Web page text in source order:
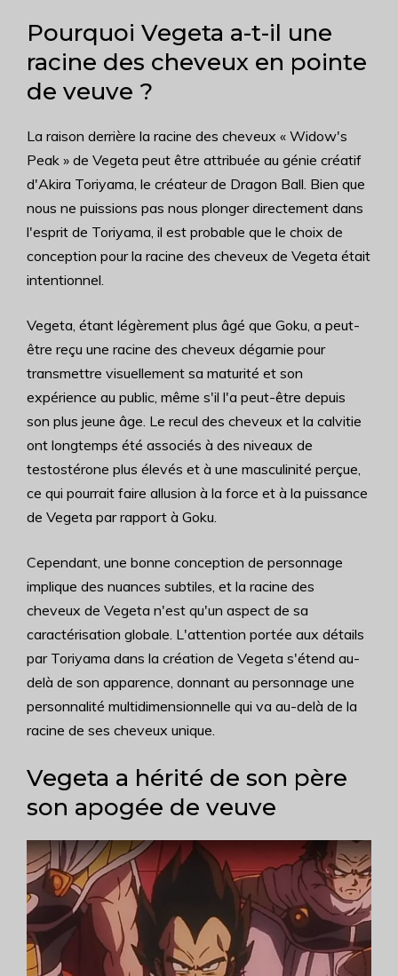
Pourquoi Vegeta a-t-il une
racine des cheveux en pointe
de veuve ?
La raison derrière la racine des cheveux « Widow's
Peak » de Vegeta peut être attribuée au génie créatif
d'Akira Toriyama, le créateur de Dragon Ball. Bien que
nous ne puissions pas nous plonger directement dans
l'esprit de Toriyama, il est probable que le choix de
conception pour la racine des cheveux de Vegeta était
intentionnel.
Vegeta, étant légèrement plus âgé que Goku, a peut-
être reçu une racine des cheveux dégarnie pour
transmettre visuellement sa maturité et son
expérience au public, même s'il l'a peut-être depuis
son plus jeune âge. Le recul des cheveux et la calvitie
ont longtemps été associés à des niveaux de
testostérone plus élevés et à une masculinité perçue,
ce qui pourrait faire allusion à la force et à la puissance
de Vegeta par rapport à Goku.
Cependant, une bonne conception de personnage
implique des nuances subtiles, et la racine des
cheveux de Vegeta n'est qu'un aspect de sa
caractérisation globale. L'attention portée aux détails
par Toriyama dans la création de Vegeta s'étend au-
delà de son apparence, donnant au personnage une
personnalité multidimensionnelle qui va au-delà de la
racine de ses cheveux unique.
Vegeta a hérité de son père
son apogée de veuve